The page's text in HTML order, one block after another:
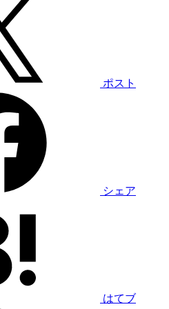
ポスト
シェア
はてブ